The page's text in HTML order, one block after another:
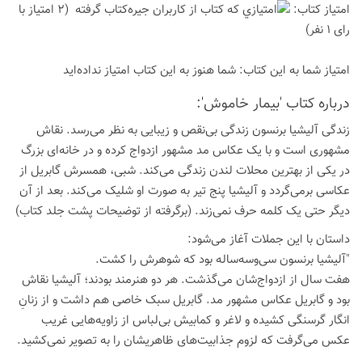
امتیاز كتاب:
(2 امتیاز با
رای 1 نفر)
امتیاز شما به این كتاب: شما هنوز به این كتاب امتیاز نداده‌اید
درباره كتاب 'بیمار خاموش':
زندگی آلیشیا برنسون زندگی بی‌نقص و زیبایی به نظر می‌رسد. نقاش
مشهوری است و با یک عکاس مد مشهور ازدواج کرده و در خانه‌ای بزرگ
در یکی از بهترین محلات لندن زندگی می‌کند. شبی، همسرش گابریل از
عکاسی برمی‌گردد و آلیشیا پنج تیر به صورت او شلیک می‌کند. بعد از آن
دیگر حتی یک کلمه حرف نمی‌زند. (برگرفته از توضیحات پشت جلد کتاب)
داستان با این جملات آغاز می‌شود:
"آلیشیا برنسون سی‌وسه‌ساله بود که شوهرش را کشت.
هفت سال از ازدواج‌شان می‌گذشت. هر دو هنرمند بودند؛ آلیشیا نقاش
بود و گابریل عکاس مشهور مد. گابریل سبک خاصی هم داشت و از زنانِ
انگار گرسنگی کشیده و لاغر و کمابیش بی‌لباس از زاویه‌هایی غریب
عکس می‌گرفت که لزوم جذابیت‌های ظاهریشان را به تصویر نمی‌کشید.